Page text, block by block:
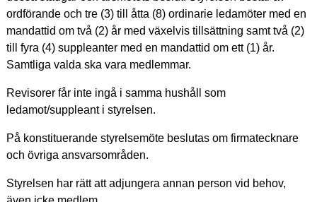
ordförande och tre (3) till åtta (8) ordinarie ledamöter med en
mandattid om två (2) år med växelvis tillsättning samt två (2)
till fyra (4) suppleanter med en mandattid om ett (1) år.
Samtliga valda ska vara medlemmar.
Revisorer får inte ingå i samma hushåll som
ledamot/suppleant i styrelsen.
På konstituerande styrelsemöte beslutas om firmatecknare
och övriga ansvarsområden.
Styrelsen har rätt att adjungera annan person vid behov,